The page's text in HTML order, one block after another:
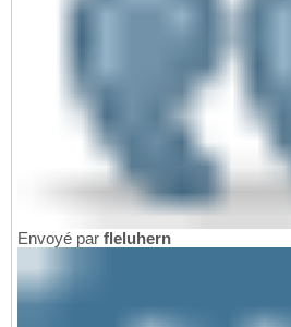
Envoyé par fleluhern